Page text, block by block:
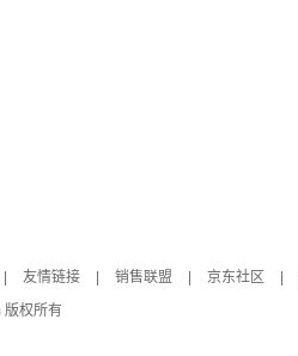
友情链接 销售联盟 京东社区
版权所有